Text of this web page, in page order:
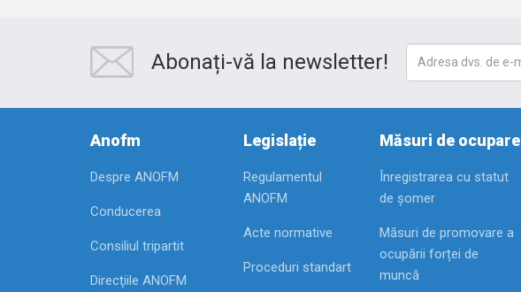
Abonați-vă la newsletter!
Anofm
Despre ANOFM
Conducerea
Consiliul tripartit
Direcţiile ANOFM
Legislație
Regulamentul
ANOFM
Acte normative
Proceduri standart
Măsuri de ocupare
Înregistrarea cu statut
de șomer
Măsuri de promovare a
ocupării forței de
muncă